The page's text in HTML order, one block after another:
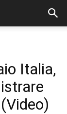
Italia,